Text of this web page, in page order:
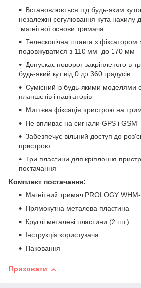
Встановлюється під будь-яким
незалежні регулювання кута нахилу
магнітної основи тримача
Телескопічна штанга з фіксатором
подовжуватися з 110 мм до 170 мм
Допускає поворот закріпленого в
будь-який кут від 0 до 360 градусів
Сумісний із будь-якими моделями
планшетів і навігаторів
Миттєва фіксація пристрою на
Не впливає на сигнали GPS і GSM
Забезпечує вільний доступ до
пристрою
Три пластини для кріплення
постачання
Комплект постачання:
Магнітний тримач PROLOGY
Прямокутна металева пластина
Круглі металеві пластини (2 шт.)
Інструкція користувача
Паковання
Приховати